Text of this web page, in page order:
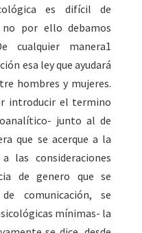
es difícil de
por ello debamos
cualquier manera1
esa ley que ayudará
hombres y mujeres.
introducir el termino
junto al de
que se acerque a la
las consideraciones
de genero que se
comunicación, se
mínimas- la